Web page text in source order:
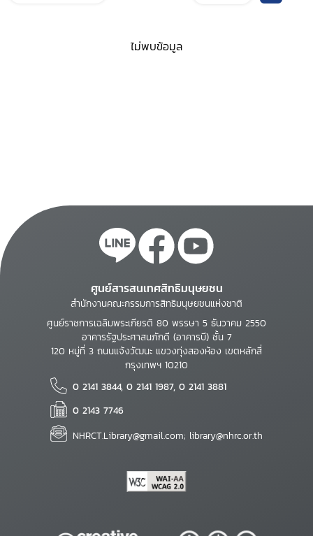
ไม่พบข้อมูล
ศูนย์สารสนเทศสิทธิมนุษยชน
สำนักงานคณะกรรมการสิทธิมนุษยชนแห่งชาติ
ศูนย์ราชการเฉลิมพระเกียรติ 80 พรรษา 5 ธันวาคม 2550
อาคารรัฐประศาสนภักดี (อาคารบี) ชั้น 7
120 หมู่ที่ 3 ถนนแจ้งวัฒนะ แขวงทุ่งสองห้อง เขตหลักสี่
กรุงเทพฯ 10210
0 2141 3844, 0 2141 1987, 0 2141 3881
0 2143 7746
NHRCT.Library@gmail.com; library@nhrc.or.th